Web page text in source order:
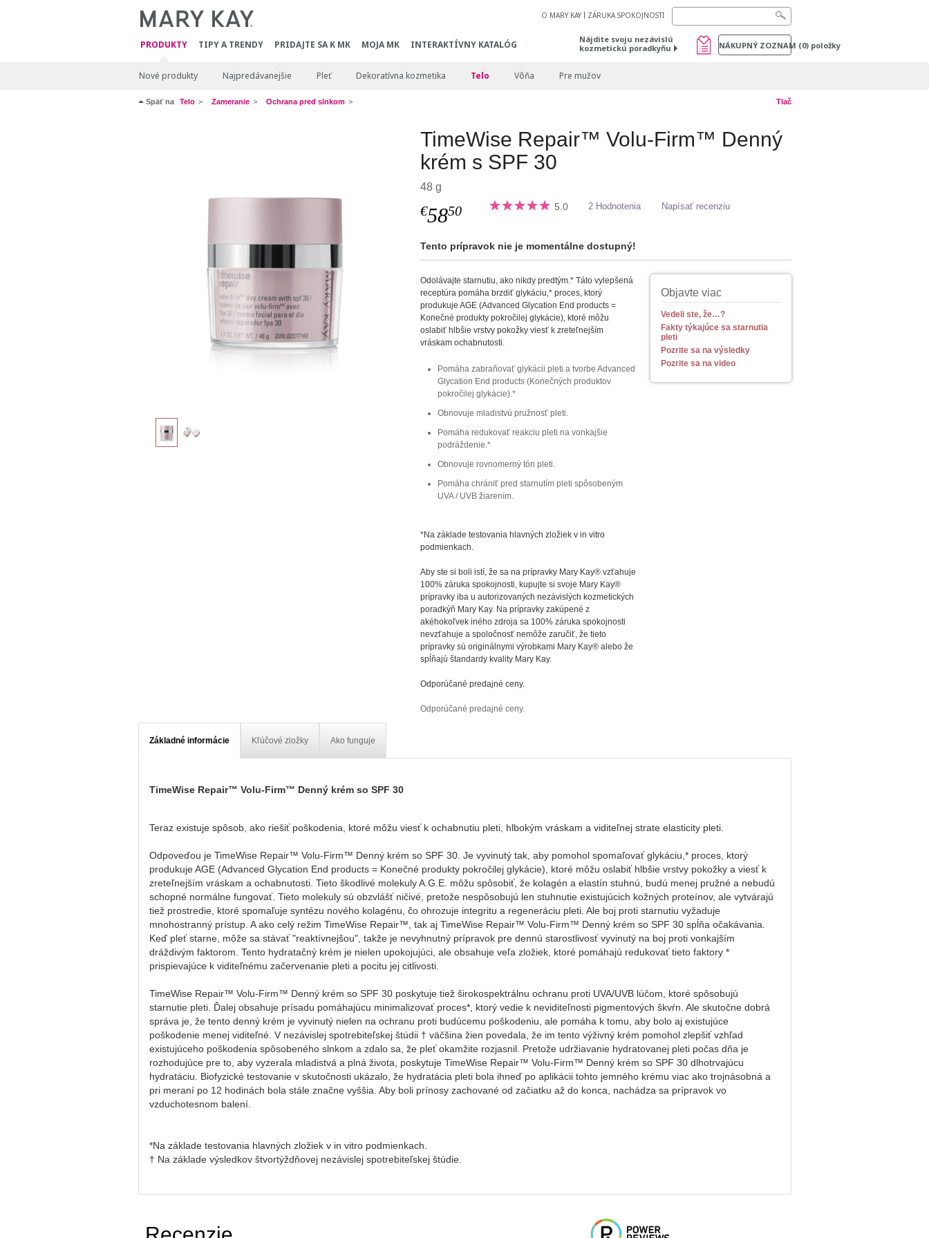
PRODUKTY TIPY A TRENDY PRIDAJTE SA K MK MOJA MK INTERAKTÍVNY KATALÓG
O MARY KAY ZÁRUKA SPOKOJNOSTI
Nájdite svoju nezávislú
kozmetickú poradkyňu
NÁKUPNÝ ZOZNAM (0) položky
Nové produkty Najpredávanejšie Pleť Dekoratívna kozmetika Telo Vôňa Pre mužov
Späť na Telo Zameranie Ochrana pred slnkom Tlač
TimeWise Repair™ Volu-Firm™ Denný
krém s SPF 30
48 g
€5850 5.0 2 Hodnotenia Napísať recenziu
Tento prípravok nie je momentálne dostupný!
Objavte viac
Vedeli ste, že…?
Fakty týkajúce sa starnutia
pleti
Pozrite sa na výsledky
Pozrite sa na video
Odolávajte starnutiu, ako nikdy predtým.* Táto vylepšená
receptúra pomáha brzdiť glykáciu,* proces, ktorý
produkuje AGE (Advanced Glycation End products =
Konečné produkty pokročilej glykácie), ktoré môžu
oslabiť hlbšie vrstvy pokožky viesť k zreteľnejším
vráskam ochabnutosti.
Pomáha zabraňovať glykácii pleti a tvorbe Advanced
Glycation End products (Konečných produktov
pokročilej glykácie).*
Obnovuje mladistvú pružnosť pleti.
Pomáha redukovať reakciu pleti na vonkajšie
podráždenie.*
Obnovuje rovnomerný tón pleti.
Pomáha chrániť pred starnutím pleti spôsobeným
UVA / UVB žiarením.
*Na základe testovania hlavných zložiek v in vitro
podmienkach.
Aby ste si boli istí, že sa na prípravky Mary Kay® vzťahuje
100% záruka spokojnosti, kupujte si svoje Mary Kay®
prípravky iba u autorizovaných nezávislých kozmetických
poradkýň Mary Kay. Na prípravky zakúpené z
akéhokoľvek iného zdroja sa 100% záruka spokojnosti
nevzťahuje a spoločnosť nemôže zaručiť, že tieto
prípravky sú originálnymi výrobkami Mary Kay® alebo že
spĺňajú štandardy kvality Mary Kay.
Odporúčané predajné ceny.
Odporúčané predajné ceny.
Základné informácie Kľúčové zložky Ako funguje
TimeWise Repair™ Volu-Firm™ Denný krém so SPF 30
Teraz existuje spôsob, ako riešiť poškodenia, ktoré môžu viesť k ochabnutiu pleti, hlbokým vráskam a viditeľnej strate elasticity pleti.
Odpoveďou je TimeWise Repair™ Volu-Firm™ Denný krém so SPF 30. Je vyvinutý tak, aby pomohol spomaľovať glykáciu,* proces, ktorý
produkuje AGE (Advanced Glycation End products = Konečné produkty pokročilej glykácie), ktoré môžu oslabiť hlbšie vrstvy pokožky a viesť k
zreteľnejším vráskam a ochabnutosti. Tieto škodlivé molekuly A.G.E. môžu spôsobiť, že kolagén a elastín stuhnú, budú menej pružné a nebudú
schopné normálne fungovať. Tieto molekuly sú obzvlášť ničivé, pretože nespôsobujú len stuhnutie existujúcich kožných proteínov, ale vytvárajú
tiež prostredie, ktoré spomaľuje syntézu nového kolagénu, čo ohrozuje integritu a regeneráciu pleti. Ale boj proti starnutiu vyžaduje
mnohostranný prístup. A ako celý režim TimeWise Repair™, tak aj TimeWise Repair™ Volu-Firm™ Denný krém so SPF 30 spĺňa očakávania.
Keď pleť starne, môže sa stávať "reaktívnejšou", takže je nevyhnutný prípravok pre dennú starostlivosť vyvinutý na boj proti vonkajším
dráždivým faktorom. Tento hydratačný krém je nielen upokojujúci, ale obsahuje veľa zložiek, ktoré pomáhajú redukovať tieto faktory *
prispievajúce k viditeľnému začervenanie pleti a pocitu jej citlivosti.
TimeWise Repair™ Volu-Firm™ Denný krém so SPF 30 poskytuje tiež širokospektrálnu ochranu proti UVA/UVB lúčom, ktoré spôsobujú
starnutie pleti. Ďalej obsahuje prísadu pomáhajúcu minimalizovať proces*, ktorý vedie k neviditeľnosti pigmentových škvŕn. Ale skutočne dobrá
správa je, že tento denný krém je vyvinutý nielen na ochranu proti budúcemu poškodeniu, ale pomáha k tomu, aby bolo aj existujúce
poškodenie menej viditeľné. V nezávislej spotrebiteľskej štúdii † väčšina žien povedala, že im tento výživný krém pomohol zlepšiť vzhľad
existujúceho poškodenia spôsobeného slnkom a zdalo sa, že pleť okamžite rozjasnil. Pretože udržiavanie hydratovanej pleti počas dňa je
rozhodujúce pre to, aby vyzerala mladistvá a plná života, poskytuje TimeWise Repair™ Volu-Firm™ Denný krém so SPF 30 dlhotrvajúcu
hydratáciu. Biofyzické testovanie v skutočnosti ukázalo, že hydratácia pleti bola ihneď po aplikácii tohto jemného krému viac ako trojnásobná a
pri meraní po 12 hodinách bola stále značne vyššia. Aby boli prínosy zachované od začiatku až do konca, nachádza sa prípravok vo
vzduchotesnom balení.
*Na základe testovania hlavných zložiek v in vitro podmienkach.
† Na základe výsledkov štvortýždňovej nezávislej spotrebiteľskej štúdie.